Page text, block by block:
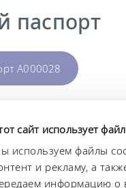
сайт использует
используем файлы
и рекламу, а
информацию о
паспорт
A000028
Информационный
бюллетень